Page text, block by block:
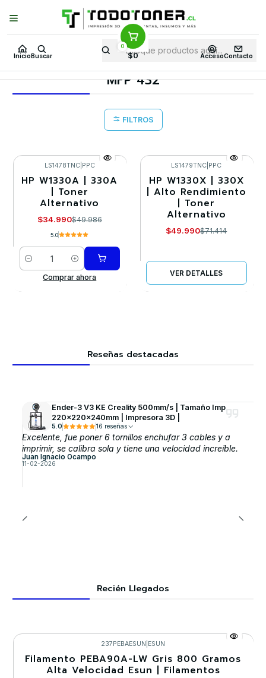
Inicio Buscar
0
$0 AccesoContacto
Puedes Elegir: Comprar enTienda· Despachoa Todo Chile · Retiro en
Tienda en24 Horas
Inicio Toner y tambor Toner Alternativo HP Equipos HP
MFP 432
MFP 432
FILTROS
-30%
LS1478TNC| PPC
HP W1330A | 330A
| Toner
Alternativo
$34.990$49.986
5.0
Cantidad
Comprar ahora
-30%
Agotado
LS1479TNC PPC
HP W1330X | 330X
| Alto Rendimiento
| Toner
Alternativo
$49.990$71.414
VER DETALLES
Reseñas destacadas
Ender-3 V3 KE Creality 500mm/s | Tamaño Imp
220x220x240mm | Impresora 3D |
5.0 16 reseñas
Excelente, fue poner 6 tornillos enchufar 3 cables y a
imprimir, se calibra sola y tiene una velocidad increíble.
Juan Ignacio Ocampo
11-02-2026
Recién Llegados
-30%
237PEBAESUN ESUN
Filamento PEBA90A-LW Gris 800 Gramos
Alta Velocidad Esun | Filamentos